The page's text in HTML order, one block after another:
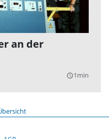
an der
query_builder1min